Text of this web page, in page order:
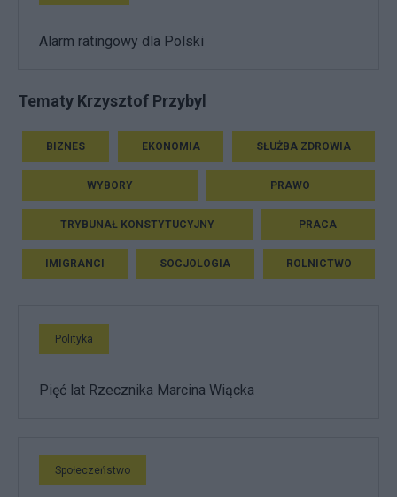
Alarm ratingowy dla Polski
Tematy Krzysztof Przybyl
BIZNES EKONOMIA SŁUŻBA ZDROWIA
WYBORY PRAWO
TRYBUNAŁ KONSTYTUCYJNY PRACA
IMIGRANCI SOCJOLOGIA ROLNICTWO
Polityka
Pięć lat Rzecznika Marcina Wiącka
Społeczeństwo